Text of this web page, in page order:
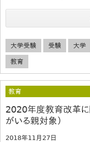
大学受験 受験 大学
教育
教育
2020年度教育改革に
がいる親対象）
2018年11月27日